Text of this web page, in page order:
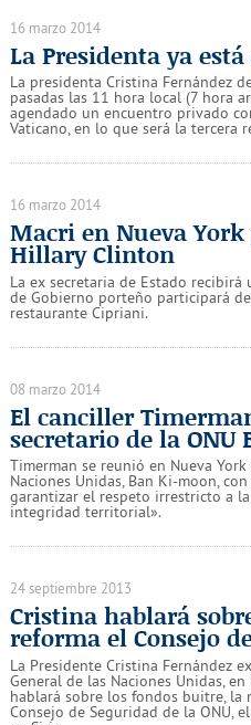
16 marzo 2014
La Presidenta ya
La presidenta Cristina Fernández
pasadas las 11 hora local (7 hora
agendado un encuentro privado
Vaticano, en lo que será la tercera
16 marzo 2014
Macri en Nueva
Hillary Clinton
La ex secretaria de Estado
de Gobierno porteño participará
restaurante Cipriani.
08 marzo 2014
El canciller
secretario de la ONU
Timerman se reunió en Nueva
Naciones Unidas, Ban Ki-moon,
garantizar el respeto irrestricto a
integridad territorial».
24 septiembre 2013
Cristina hablará
reforma el Consejo
La Presidente Cristina Fernández
General de las Naciones Unidas,
hablará sobre los fondos buitre, la
Consejo de Seguridad de la ONU,